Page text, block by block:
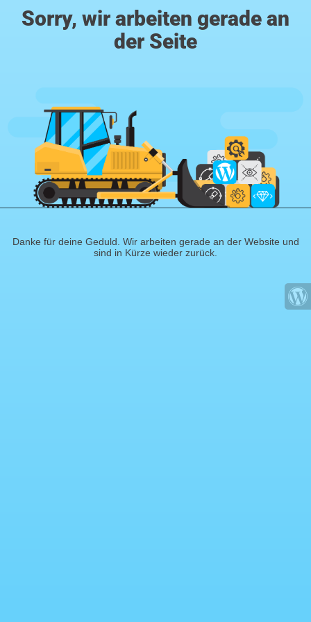
Sorry, wir arbeiten gerade an
der Seite
Danke für deine Geduld. Wir arbeiten gerade an der Website und
sind in Kürze wieder zurück.